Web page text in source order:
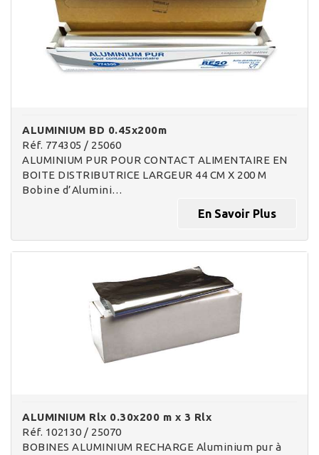
ALUMINIUM BD 0.45x200m
Réf. 774305 / 25060
ALUMINIUM PUR POUR CONTACT ALIMENTAIRE EN
BOITE DISTRIBUTRICE LARGEUR 44 CM X 200 M
Bobine d’Alumini…
En Savoir Plus
ALUMINIUM Rlx 0.30x200 m x 3 Rlx
Réf. 102130 / 25070
BOBINES ALUMINIUM RECHARGE Aluminium pur à